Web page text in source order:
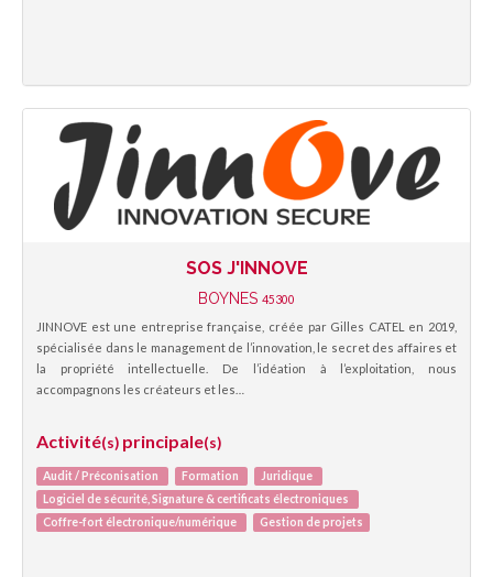
SOS J'INNOVE
BOYNES 45300
JINNOVE est une entreprise française, créée par Gilles CATEL en 2019,
spécialisée dans le management de l’innovation, le secret des affaires et
la propriété intellectuelle. De l’idéation à l’exploitation, nous
accompagnons les créateurs et les…
Activité(s) principale(s)
Audit / Préconisation Formation
Juridique
Logiciel de sécurité, Signature & certificats électroniques
Coffre-fort électronique/numérique
Gestion de projets